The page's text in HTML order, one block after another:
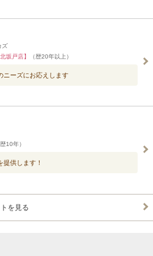
ズ
坂戸店】
（歴20年以上）
ニーズにお応えします
歴10年）
提供します！
を見る